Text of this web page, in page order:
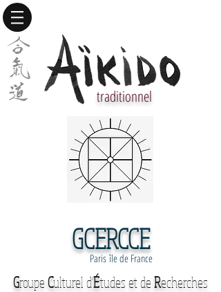
traditionnel
GCERCCE
Paris île de France
GroupeCulturel d'Études et deRecherches